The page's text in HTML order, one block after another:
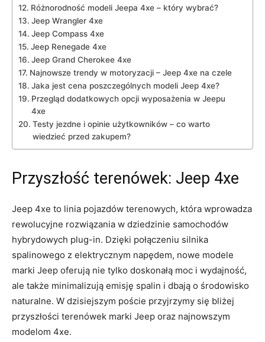
Różnorodność modeli Jeepa 4xe ​–⁣ który wybrać?
Jeep Wrangler 4xe
Jeep Compass 4xe
Jeep Renegade 4xe
Jeep Grand Cherokee⁣ 4xe
Najnowsze trendy w motoryzacji – Jeep 4xe na czele
Jaka jest cena poszczególnych modeli Jeep 4xe?
Przegląd⁤ dodatkowych opcji⁤ wyposażenia w Jeepu
4xe
Testy jezdne i ⁤opinie użytkowników – co warto
wiedzieć przed zakupem?
Przyszłość terenówek: Jeep 4xe
Jeep 4xe‍ to linia pojazdów ‍terenowych, która wprowadza
rewolucyjne rozwiązania w dziedzinie samochodów
hybrydowych plug-in. Dzięki połączeniu silnika
spalinowego z elektrycznym napędem, nowe modele
marki Jeep ‌oferują nie tylko doskonałą moc i​ wydajność,
ale także minimalizują emisję spalin i dbają o środowisko‍
naturalne. W dzisiejszym poście przyjrzymy się ​bliżej
przyszłości terenówek marki Jeep oraz najnowszym
modelom 4xe.